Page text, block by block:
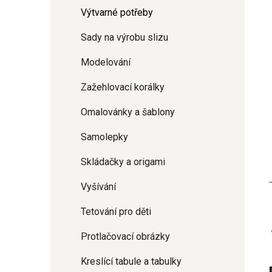
Výtvarné potřeby
Sady na výrobu slizu
Modelování
Zažehlovací korálky
Omalovánky a šablony
Samolepky
Skládačky a origami
Vyšívání
Tetování pro děti
Protlačovací obrázky
Kreslící tabule a tabulky